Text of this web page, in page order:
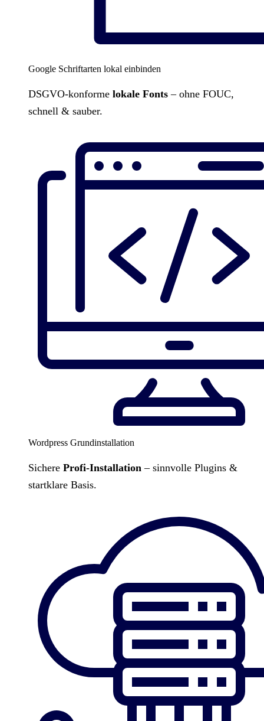
Google Schriftarten lokal einbinden
DSGVO-konforme lokale Fonts – ohne FOUC,
schnell & sauber.
Wordpress Grundinstallation
Sichere Profi-Installation – sinnvolle Plugins &
startklare Basis.